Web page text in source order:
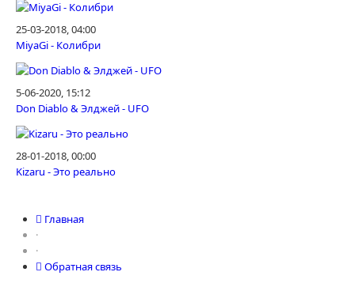
25-03-2018, 04:00
MiyaGi - Колибри
5-06-2020, 15:12
Don Diablo & Элджей - UFO
28-01-2018, 00:00
Kizaru - Это реально
Главная
·
·
Обратная связь